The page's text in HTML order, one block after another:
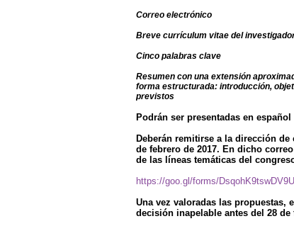
Correo electrónico
Breve currículum vitae del
Cinco palabras clave
Resumen con una extensión
forma estructurada: introducción,
previstos
Podrán ser presentadas en
Deberán remitirse a la dirección
de febrero de 2017. En dicho
de las líneas temáticas del
https://goo.gl/forms/
Una vez valoradas las propuestas,
decisión inapelable antes del 28 de